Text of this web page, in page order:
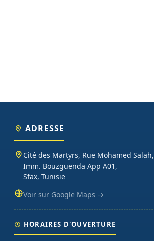
ADRESSE
Cité des Martyrs, Rue Mohamed Salah,
Imm. Bouzguenda App A01,
Sfax, Tunisie
Voir sur Google Maps →
HORAIRES D'OUVERTURE